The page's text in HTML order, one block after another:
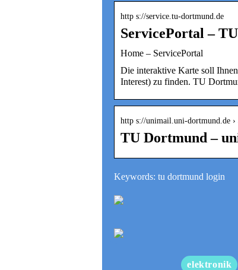
http s://service.tu-dortmund.de
ServicePortal –
Home – ServicePortal
Die interaktive Karte soll
Interest) zu finden. TU
http s://unimail.uni-dortmund.de ›
TU Dortmund –
Keywords: tu dortmund login
elektronik